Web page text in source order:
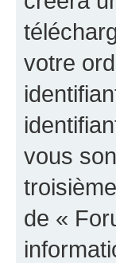
votre
vous
de «